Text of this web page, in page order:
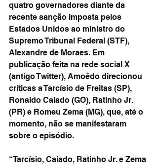
quatro governadores diante da
recente sanção imposta pelos
Estados Unidos ao ministro do
Supremo Tribunal Federal (STF),
Alexandre de Moraes. Em
publicação feita na rede social X
(antigo Twitter), Amoêdo direcionou
críticas a Tarcísio de Freitas (SP),
Ronaldo Caiado (GO), Ratinho Jr.
(PR) e Romeu Zema (MG), que, até o
momento, não se manifestaram
sobre o episódio.
“Tarcísio, Caiado, Ratinho Jr. e Zema